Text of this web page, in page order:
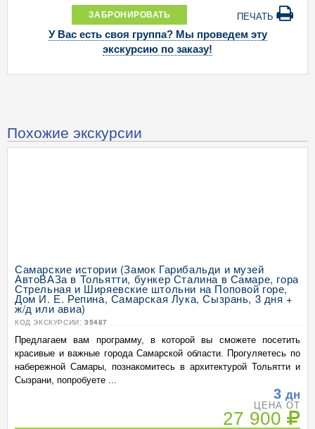
ЗАБРОНИРОВАТЬ ПЕЧАТЬ
У Вас есть своя группа? Мы проведем эту
экскурсию по заказу!
Похожие экскурсии
Самарские истории (Замок Гарибальди и музей
АвтоВАЗа в Тольятти, бункер Сталина в Самаре, гора
Стрельная и Ширяевские штольни на Поповой горе,
Дом И. Е. Репина, Самарская Лука, Сызрань, 3 дня +
ж/д или авиа)
КОД ЭКСКУРСИИ: 35487
Предлагаем вам программу, в которой вы сможете посетить
красивые и важные города Самарской области. Прогуляетесь по
набережной Самары, познакомитесь в архитектурой Тольятти и
Сызрани, попробуете ...
3 дн
ЦЕНА ОТ
27 900